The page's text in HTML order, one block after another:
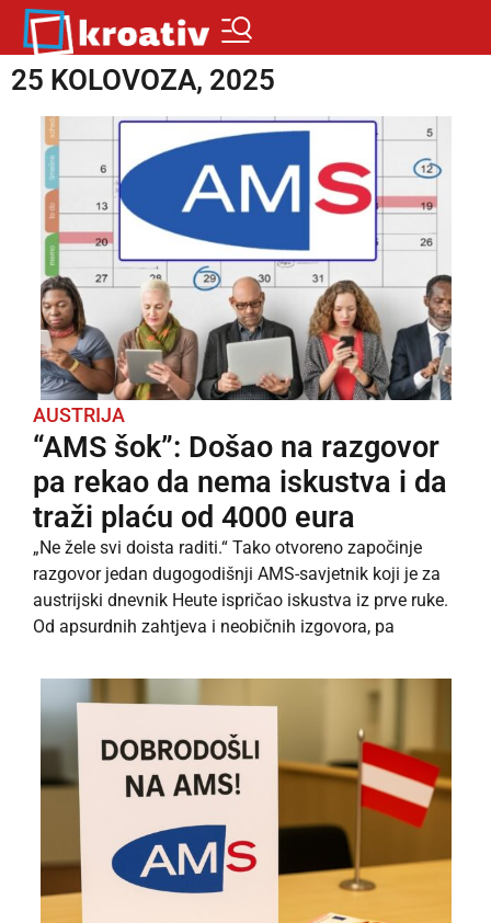
25 KOLOVOZA, 2025
AUSTRIJA
“AMS šok”: Došao na razgovor
pa rekao da nema iskustva i da
traži plaću od 4000 eura
„Ne žele svi doista raditi.“ Tako otvoreno započinje
razgovor jedan dugogodišnji AMS-savjetnik koji je za
austrijski dnevnik Heute ispričao iskustva iz prve ruke.
Od apsurdnih zahtjeva i neobičnih izgovora, pa